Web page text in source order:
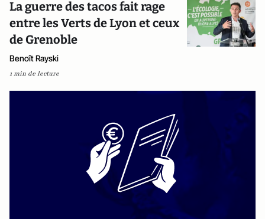
La guerre des tacos fait rage
entre les Verts de Lyon et ceux
de Grenoble
Benoît Rayski
1 min de lecture